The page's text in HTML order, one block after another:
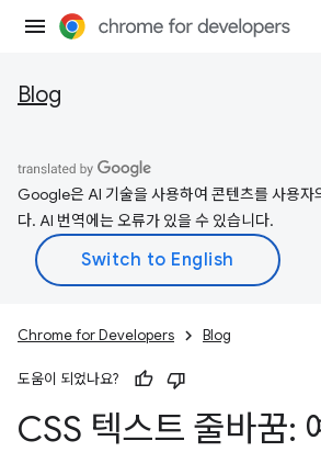
Blog
Google은 AI 기술을 사용하여 콘텐츠를 사용자
다. AI 번역에는 오류가 있을 수 있습니다.
Chrome for Developers Blog
도움이 되었나요?
CSS 텍스트 줄바꿈: